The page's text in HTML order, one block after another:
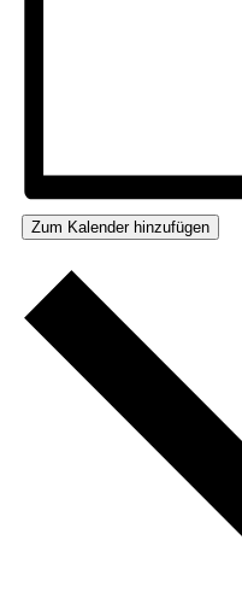
Zum Kalender hinzufügen